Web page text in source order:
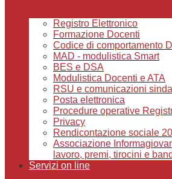
Registro Elettronico
Formazione Docenti
Codice di comportamento
MAD - modulistica Smart
BES e DSA
Modulistica Docenti e ATA
RSU e comunicazioni
Posta elettronica
Procedure operative
Privacy
Rendicontazione sociale
Associazione
lavoro, premi, tirocini e
Servizi on line